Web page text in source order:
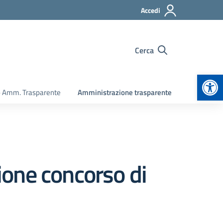
Accedi
Cerca
Trasparente Amministrazione trasparente
concorso di